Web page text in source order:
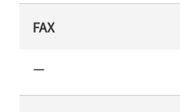
FAX
ー